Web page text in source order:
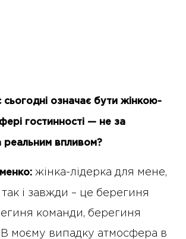
означає бути жінкою-
гостинності — не за
реальним впливом?
жінка-лідерка для мене,
так і завжди – це берегиня
команди, берегиня
моєму випадку атмосфера в